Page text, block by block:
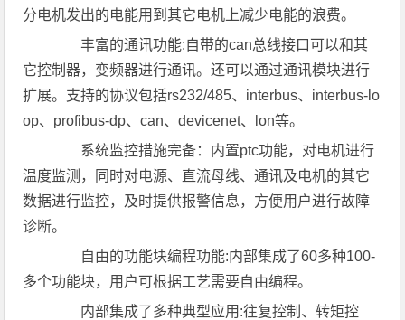
分电机发出的电能用到其它电机上减少电能的浪费。
丰富的通讯功能:自带的can总线接口可以和其
它控制器，变频器进行通讯。还可以通过通讯模块进行
扩展。支持的协议包括rs232/485、interbus、interbus-lo
op、profibus-dp、can、devicenet、lon等。
系统监控措施完备：内置ptc功能，对电机进行
温度监测，同时对电源、直流母线、通讯及电机的其它
数据进行监控，及时提供报警信息，方便用户进行故障
诊断。
自由的功能块编程功能:内部集成了60多种100-
多个功能块，用户可根据工艺需要自由编程。
内部集成了多种典型应用:往复控制、转矩控